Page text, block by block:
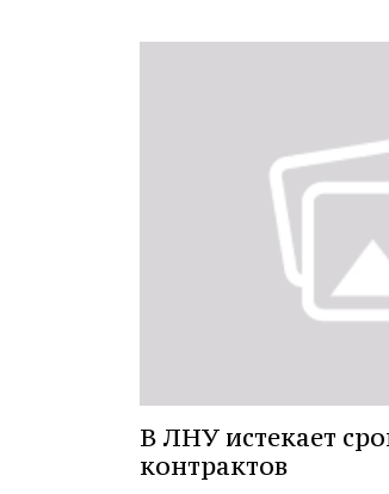
В ЛНУ истекает
контрактов